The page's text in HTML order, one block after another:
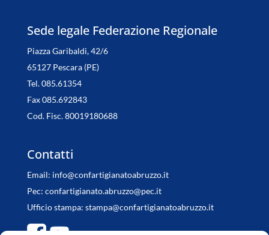
Piazza Garibaldi, 42/6
65127 Pescara (PE)
Tel. 085.61354
Fax 085.692843
Cod. Fisc. 80019180688
Pec:confartigianato.abruzzo@pec.it
Ufficio stampa:stampa@confartigianatoabruzzo.it